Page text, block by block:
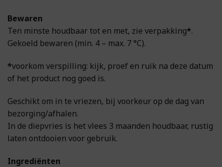
Bewaren
Ten minste houdbaar tot en met, zie verpakking*.
Gekoeld bewaren (min. 4 – max. 7 °C).
*voorkom verspilling: kijk, proef en ruik na deze datum
of het product nog goed is.
Geschikt om in te vriezen, bij voorkeur op de dag van
bezorging/afhalen.
In de diepvries is het vlees 3 maanden houdbaar, rustig
laten ontdooien voor gebruik.
Ingrediënten